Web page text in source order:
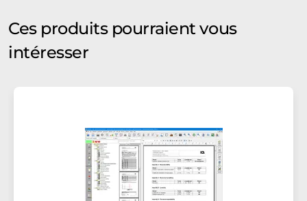
Ces produits pourraient vous
intéresser